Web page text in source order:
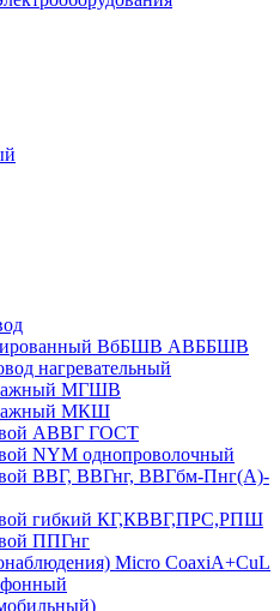
ВбБШВ АВББШВ
нагревательный
МГШВ
МКШ
АВВГ ГОСТ
NYM однопроволочный
ВВГ, ВВГнг, ВВГбм-Пнг(А)-
гибкий КГ,КВВГ,ПРС,РПШ
ППГнг
Micro CoaxiA+CuL